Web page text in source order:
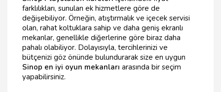
farklılıkları, sunulan ek hizmetlere göre de
değişebiliyor. Örneğin, atıştırmalık ve içecek servisi
olan, rahat koltuklara sahip ve daha geniş ekranlı
mekanlar, genellikle diğerlerine göre biraz daha
pahalı olabiliyor. Dolayısıyla, tercihlerinizi ve
bütçenizi göz önünde bulundurarak size en uygun
Sinop en iyi oyun mekanları arasında bir seçim
yapabilirsiniz.